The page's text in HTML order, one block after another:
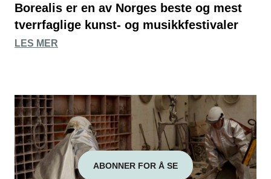
Borealis er en av Norges beste og mest
tverrfaglige kunst- og musikkfestivaler
LES MER
ABONNER FOR Å SE